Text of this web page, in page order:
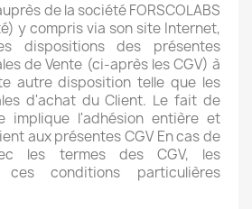
de la société FORSCOLABS
y compris via son site Internet,
dispositions des présentes
de Vente (ci-après les CGV) à
autre disposition telle que les
d'achat du Client. Le fait de
implique l'adhésion entière et
aux présentes CGV En cas de
les termes des CGV, les
conditions particulières